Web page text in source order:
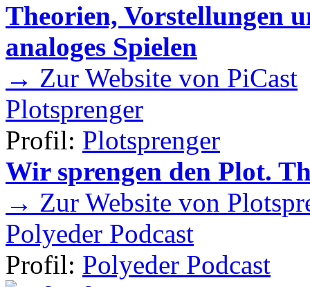
Theorien, Vorstellungen
analoges Spielen
→ Zur Website von PiCast
Plotsprenger
Profil: Plotsprenger
Wir sprengen den Plot.
→ Zur Website von
Polyeder Podcast
Profil: Polyeder Podcast